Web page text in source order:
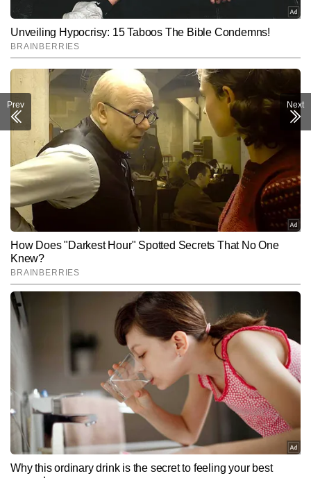
Hindi NewsEntertainmentTelevision
कविता AUTHOR
कविता टाइम्स नाउ नवभारत डिजीटल के एंटरटेनमेंट डेस्क में बतौर चीफ कॉपी
एडिटर की पोस्ट पर काम कर रही है. पत्रकारिता के क्षेत्र डिप्लोमा हासिल करने के
बाद कविता ने मनोरंजन के क्षेत्र में कदम रखा, जहां पर वह टीवी पत्रकारिता के क्षेत्र
में लंबे समय से काम कर रही है. टीवी के क्षेत्र में कविता की मजबूत पकड़ है. इस
क्षेत्र में कविता को फिल्म, टीवी, ओटीटी और सेलिब्रिटी अपडेट्स को सरल भाषा में
और सटीक जानकारी के साथ पेश करने के लिए जानी जाती हैं. कविता ने अब तक
6,000 से अधिक खबरें लिख चुकी हैं. मनोरंजन पत्रकारिता में तेजी से आ रहे
बदलाव पर पैनी नजर रखना और समय पर हर सटीक खबर की जानकारी देना
Follow Us:
Subscribe to our daily Newsletter!
Prev Next